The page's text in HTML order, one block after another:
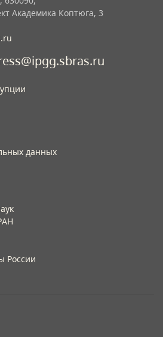
Академика Коптюга, 3
данных​
России